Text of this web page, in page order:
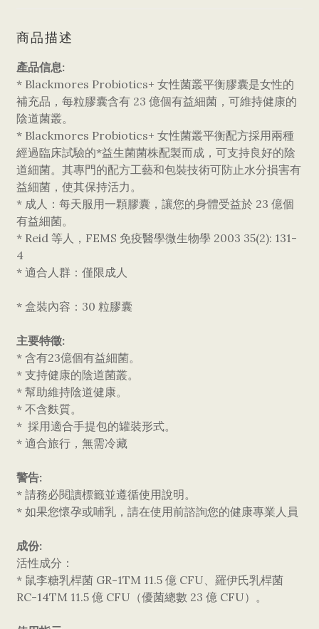
商品描述
產品信息:
* Blackmores Probiotics+ 女性菌叢平衡膠囊是女性的
補充品，每粒膠囊含有 23 億個有益細菌，可維持健康的
陰道菌叢。
* Blackmores Probiotics+ 女性菌叢平衡配方採用兩種
經過臨床試驗的*益生菌菌株配製而成，可支持良好的陰
道細菌。其專門的配方工藝和包裝技術可防止水分損害有
益細菌，使其保持活力。
* 成人：每天服用一顆膠囊，讓您的身體受益於 23 億個
有益細菌。
* Reid 等人，FEMS 免疫醫學微生物學 2003 35(2): 131-
4
* 適合人群：僅限成人
* 盒裝內容：30 粒膠囊
主要特徵:
* 含有23億個有益細菌。
* 支持健康的陰道菌叢。
* 幫助維持陰道健康。
* 不含麩質。
* 採用適合手提包的罐裝形式。
* 適合旅行，無需冷藏
警告:
* 請務必閱讀標籤並遵循使用說明。
* 如果您懷孕或哺乳，請在使用前諮詢您的健康專業人員
成份:
活性成分：
* 鼠李糖乳桿菌 GR-1TM 11.5 億 CFU、羅伊氏乳桿菌
RC-14TM 11.5 億 CFU（優菌總數 23 億 CFU）。